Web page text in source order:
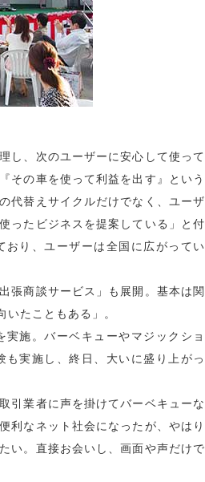
し、次のユーザーに安心して使って
その車を使って利益を出す』という
代替えサイクルだけでなく、ユーザ
ったビジネスを提案している」と付
おり、ユーザーは全国に広がってい
張商談サービス」も展開。基本は関
たこともある」。
施。バーベキューやマジックショ
実施し、終日、大いに盛り上がっ
引業者に声を掛けてバーベキューな
利なネット社会になったが、やはり
い。直接お会いし、画面や声だけで